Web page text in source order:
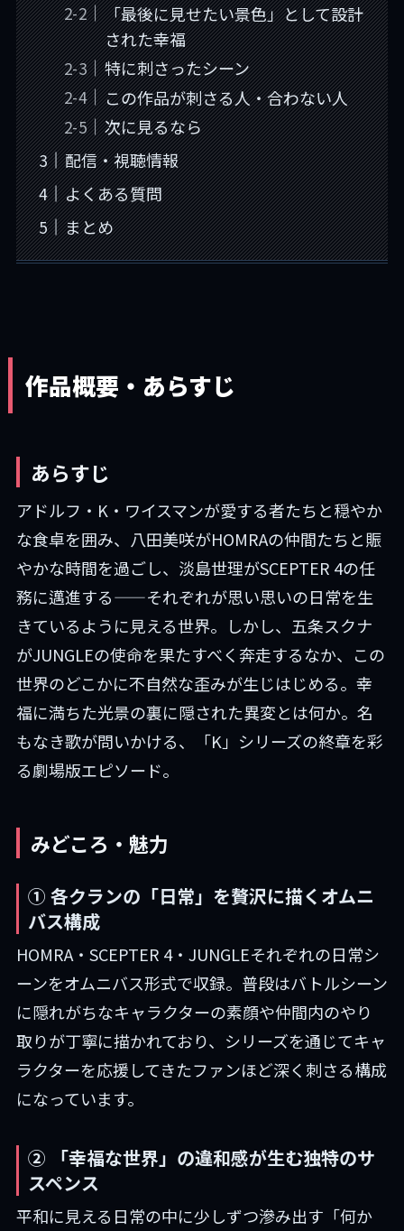
「最後に見せたい景色」として設計
された幸福
特に刺さったシーン
この作品が刺さる人・合わない人
次に見るなら
配信・視聴情報
よくある質問
まとめ
作品概要・あらすじ
あらすじ
アドルフ・K・ワイスマンが愛する者たちと穏やか
な食卓を囲み、八田美咲がHOMRAの仲間たちと賑
やかな時間を過ごし、淡島世理がSCEPTER 4の任
務に邁進する——それぞれが思い思いの日常を生
きているように見える世界。しかし、五条スクナ
がJUNGLEの使命を果たすべく奔走するなか、この
世界のどこかに不自然な歪みが生じはじめる。幸
福に満ちた光景の裏に隠された異変とは何か。名
もなき歌が問いかける、「K」シリーズの終章を彩
る劇場版エピソード。
みどころ・魅力
① 各クランの「日常」を贅沢に描くオムニ
バス構成
HOMRA・SCEPTER 4・JUNGLEそれぞれの日常シ
ーンをオムニバス形式で収録。普段はバトルシーン
に隠れがちなキャラクターの素顔や仲間内のやり
取りが丁寧に描かれており、シリーズを通じてキャ
ラクターを応援してきたファンほど深く刺さる構成
になっています。
② 「幸福な世界」の違和感が生む独特のサ
スペンス
平和に見える日常の中に少しずつ滲み出す「何か